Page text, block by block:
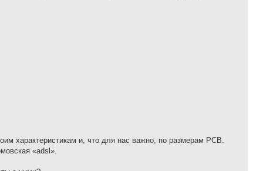
характеристикам и, что для нас важно, по размерам PCB.
«adsl».